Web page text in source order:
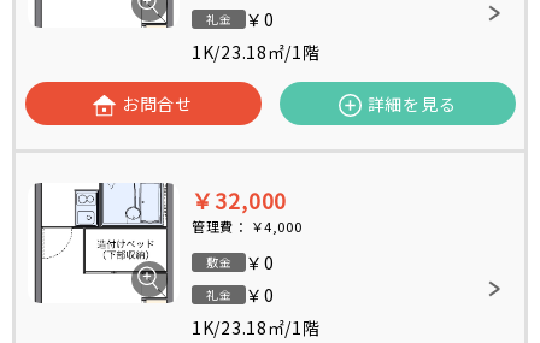
礼金
￥0
1K/23.18㎡/1階
お問合せ 詳細を見る
￥32,000
管理費： ￥4,000
敷金 ￥0
礼金
￥0
1K/23.18㎡/1階